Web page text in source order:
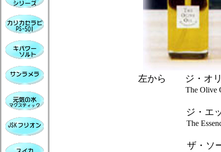
左から ジ・
The Olive Oil
ジ・エッセ
The Essence
ザ・ソ